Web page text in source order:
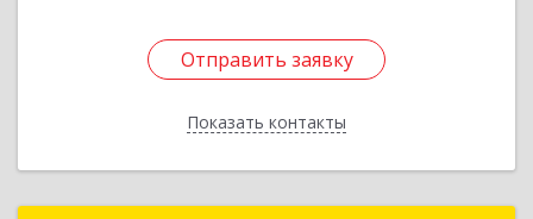
Отправить заявку
Показать контакты
Отправить заявку
Назад